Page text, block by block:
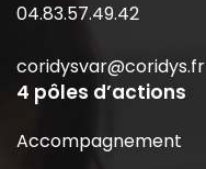
04.83.57.49.42
coridysvar@coridys.fr
4 pôles d’actions
Accompagnement